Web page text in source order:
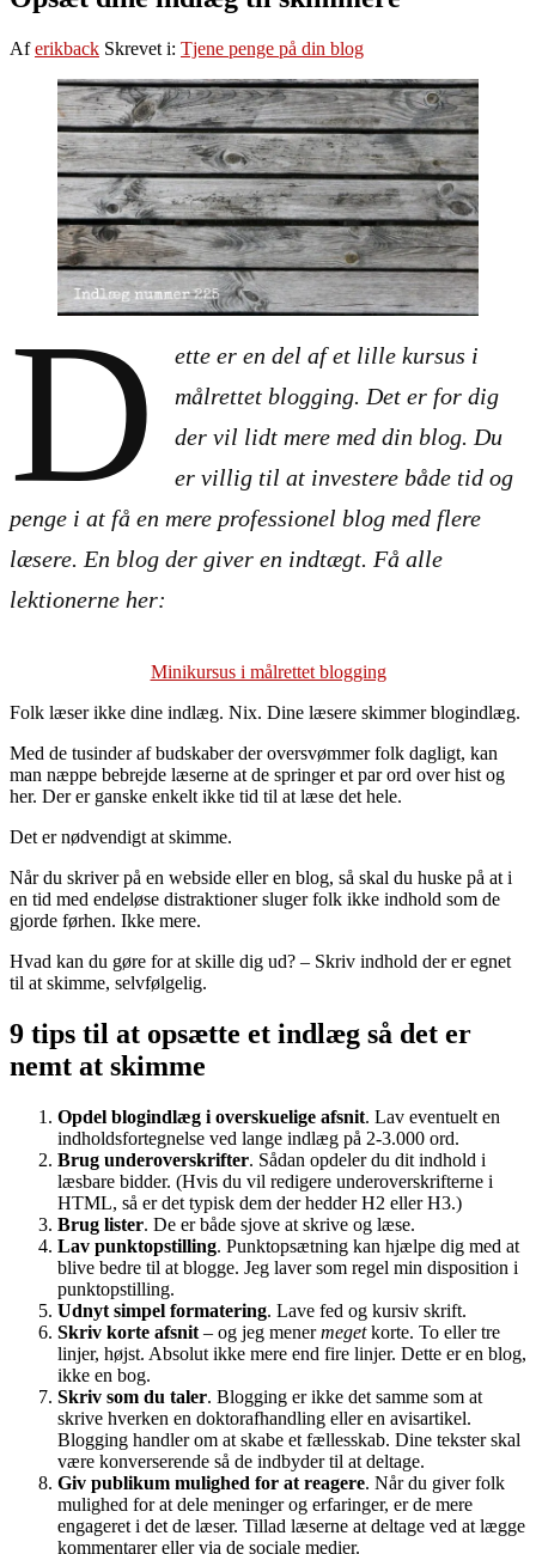
Aferikback Skrevet i: Tjene penge på din blog
D
ette er en del af et lille kursus i
målrettet blogging. Det er for dig
der vil lidt mere med din blog. Du
er villig til at investere både tid og
penge i at få en mere professionel blog med flere
læsere. En blog der giver en indtægt. Få alle
lektionerne her:
Minikursus i målrettet blogging
Folk læser ikke dine indlæg. Nix. Dine læsere skimmer blogindlæg.
Med de tusinder af budskaber der oversvømmer folk dagligt, kan
man næppe bebrejde læserne at de springer et par ord over hist og
her. Der er ganske enkelt ikke tid til at læse det hele.
Det er nødvendigt at skimme.
Når du skriver på en webside eller en blog, så skal du huske på at i
en tid med endeløse distraktioner sluger folk ikke indhold som de
gjorde førhen. Ikke mere.
Hvad kan du gøre for at skille dig ud? – Skriv indhold der er egnet
til at skimme, selvfølgelig.
9 tips til at opsætte et indlæg så det er
nemt at skimme
Opdel blogindlæg i overskuelige afsnit. Lav eventuelt en
indholdsfortegnelse ved lange indlæg på 2-3.000 ord.
Brug underoverskrifter. Sådan opdeler du dit indhold i
læsbare bidder. (Hvis du vil redigere underoverskrifterne i
HTML, så er det typisk dem der hedder H2 eller H3.)
Brug lister. De er både sjove at skrive og læse.
Lav punktopstilling. Punktopsætning kan hjælpe dig med at
blive bedre til at blogge. Jeg laver som regel min disposition i
punktopstilling.
Udnyt simpel formatering. Lave fed og kursiv skrift.
Skriv korte afsnit – og jeg menermegetkorte. To eller tre
linjer, højst. Absolut ikke mere end fire linjer. Dette er en blog,
ikke en bog.
Skriv som du taler. Blogging er ikke det samme som at
skrive hverken en doktorafhandling eller en avisartikel.
Blogging handler om at skabe et fællesskab. Dine tekster skal
være konverserende så de indbyder til at deltage.
Giv publikum mulighed for at reagere. Når du giver folk
mulighed for at dele meninger og erfaringer, er de mere
engageret i det de læser. Tillad læserne at deltage ved at lægge
kommentarer eller via de sociale medier.